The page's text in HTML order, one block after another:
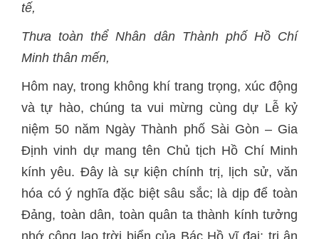
tế,
Thưa toàn thể Nhân dân Thành phố Hồ Chí
Minh thân mến,
Hôm nay, trong không khí trang trọng, xúc động
và tự hào, chúng ta vui mừng cùng dự Lễ kỷ
niệm 50 năm Ngày Thành phố Sài Gòn – Gia
Định vinh dự mang tên Chủ tịch Hồ Chí Minh
kính yêu. Đây là sự kiện chính trị, lịch sử, văn
hóa có ý nghĩa đặc biệt sâu sắc; là dịp để toàn
Đảng, toàn dân, toàn quân ta thành kính tưởng
nhớ công lao trời biển của Bác Hồ vĩ đại; tri ân